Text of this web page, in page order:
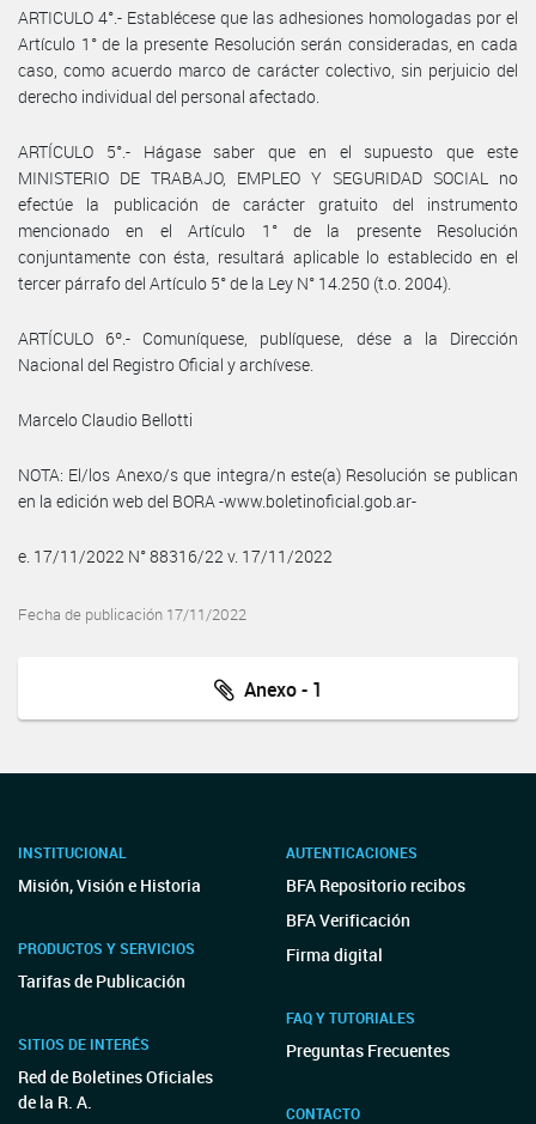
ARTICULO 4°.- Establécese que las adhesiones homologadas por el
Artículo 1° de la presente Resolución serán consideradas, en cada
caso, como acuerdo marco de carácter colectivo, sin perjuicio del
derecho individual del personal afectado.
ARTÍCULO 5°.- Hágase saber que en el supuesto que este
MINISTERIO DE TRABAJO, EMPLEO Y SEGURIDAD SOCIAL no
efectúe la publicación de carácter gratuito del instrumento
mencionado en el Artículo 1° de la presente Resolución
conjuntamente con ésta, resultará aplicable lo establecido en el
tercer párrafo del Artículo 5° de la Ley N° 14.250 (t.o. 2004).
ARTÍCULO 6º.- Comuníquese, publíquese, dése a la Dirección
Nacional del Registro Oficial y archívese.
Marcelo Claudio Bellotti
NOTA: El/los Anexo/s que integra/n este(a) Resolución se publican
en la edición web del BORA -www.boletinoficial.gob.ar-
e. 17/11/2022 N° 88316/22 v. 17/11/2022
Fecha de publicación 17/11/2022
Anexo - 1
INSTITUCIONAL
Misión, Visión e Historia
PRODUCTOS Y SERVICIOS
Tarifas de Publicación
SITIOS DE INTERÉS
Red de Boletines Oficiales
de la R. A.
AUTENTICACIONES
BFA Repositorio recibos
BFA Verificación
Firma digital
FAQ Y TUTORIALES
Preguntas Frecuentes
CONTACTO